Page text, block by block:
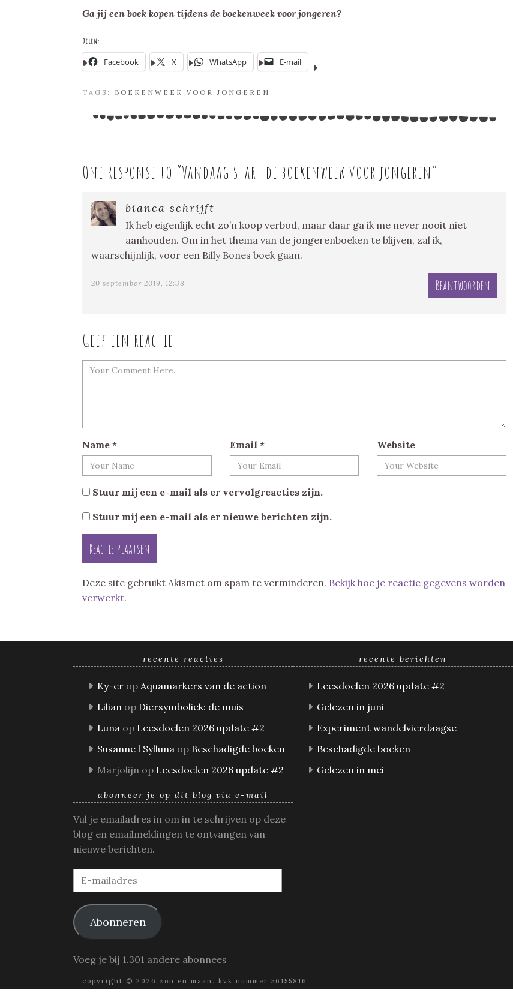
Ga jij een boek kopen tijdens de boekenweek voor jongeren?
Delen:
Facebook X WhatsApp E-mail
TAGS: BOEKENWEEK VOOR JONGEREN
One response to “Vandaag start de boekenweek voor jongeren”
bianca schrijft
Ik heb eigenlijk echt zo’n koop verbod, maar daar ga ik me never nooit niet
aanhouden. Om in het thema van de jongerenboeken te blijven, zal ik,
waarschijnlijk, voor een Billy Bones boek gaan.
20 september 2019, 12:38 Beantwoorden
Geef een reactie
Name * Email * Website
Stuur mij een e-mail als er vervolgreacties zijn.
Stuur mij een e-mail als er nieuwe berichten zijn.
Deze site gebruikt Akismet om spam te verminderen. Bekijk hoe je reactie gegevens worden
verwerkt.
recente reacties
Ky-er op Aquamarkers van de action
Lilian op Diersymboliek: de muis
Luna op Leesdoelen 2026 update #2
Susanne l Sylluna op Beschadigde boeken
Marjolijn op Leesdoelen 2026 update #2
recente berichten
Leesdoelen 2026 update #2
Gelezen in juni
Experiment wandelvierdaagse
Beschadigde boeken
Gelezen in mei
abonneer je op dit blog via e-mail
Vul je emailadres in om in te schrijven op deze
blog en emailmeldingen te ontvangen van
nieuwe berichten.
E-
mailadres
Abonneren
Voeg je bij 1.301 andere abonnees
copyright © 2026 zon en maan. kvk nummer 56155816